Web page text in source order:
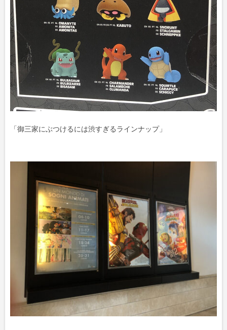
「御三家にぶつけるには渋すぎるラインナップ」